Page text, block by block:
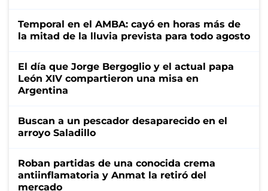
Temporal en el AMBA: cayó en horas más de
la mitad de la lluvia prevista para todo agosto
El día que Jorge Bergoglio y el actual papa
León XIV compartieron una misa en
Argentina
Buscan a un pescador desaparecido en el
arroyo Saladillo
Roban partidas de una conocida crema
antiinflamatoria y Anmat la retiró del
mercado